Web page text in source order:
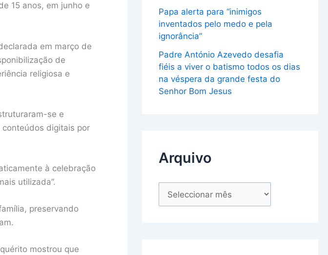
15 anos, em junho e
em março de
de
religiosa e
se e
digitais por
à celebração
utilizada”.
preservando
mostrou que
Papa alerta para “inimigos
inventados pelo medo e pela
ignorância”
Padre António Azevedo desafia
fiéis a viver o batismo todos os dias
na véspera da grande festa do
Senhor Bom Jesus
Arquivo